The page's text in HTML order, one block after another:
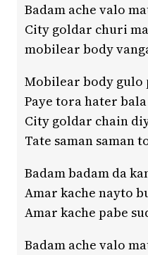
Badam ache valo
City goldar churi
mobilear body
Mobilear body gulo
Paye tora hater
City goldar chain
Tate saman saman
Badam badam da
Amar kache nayto
Amar kache pabe
Badam ache valo